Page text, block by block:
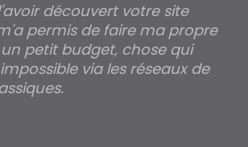
découvert votre site
permis de faire ma propre
petit budget, chose qui
via les réseaux de